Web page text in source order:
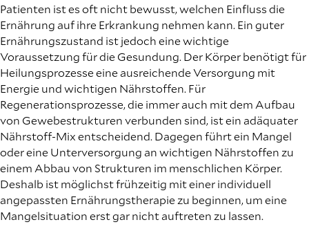
Patienten ist es oft nicht bewusst, welchen Einfluss die
Ernährung auf ihre Erkrankung nehmen kann. Ein guter
Ernährungszustand ist jedoch eine wichtige
Voraussetzung für die Gesundung. Der Körper benötigt für
Heilungsprozesse eine ausreichende Versorgung mit
Energie und wichtigen Nährstoffen. Für
Regenerationsprozesse, die immer auch mit dem Aufbau
von Gewebestrukturen verbunden sind, ist ein adäquater
Nährstoff-Mix entscheidend. Dagegen führt ein Mangel
oder eine Unterversorgung an wichtigen Nährstoffen zu
einem Abbau von Strukturen im menschlichen Körper.
Deshalb ist möglichst frühzeitig mit einer individuell
angepassten Ernährungstherapie zu beginnen, um eine
Mangelsituation erst gar nicht auftreten zu lassen.